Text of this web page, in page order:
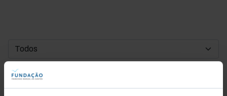
DATA DE INÍCIO